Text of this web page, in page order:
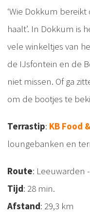
‘Wie Dokkum
haalt’. In Dokkum is
vele winkeltjes van
de IJsfontein en de
niet missen. Of ga
om de bootjes te
Terrastip: KB Food
loungebanken en
Route: Leeuwarden
Tijd: 28 min.
Afstand: 29,3 km